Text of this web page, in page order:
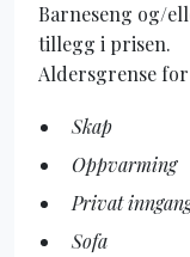
Barneseng og/
tillegg i prisen.
Aldersgrense for
Skap
Oppvarming
Privat
Sofa